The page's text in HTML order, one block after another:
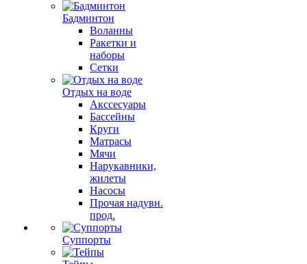
Бадминтон
Воланны
Ракетки и
наборы
Сетки
Отдых на воде
Акссесуары
Бассейны
Круги
Матрасы
Мячи
Нарукавники,
жилеты
Насосы
Прочая надувн.
прод.
Суппорты